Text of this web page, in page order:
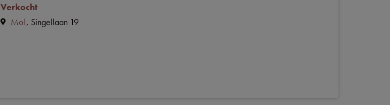
Verkocht
Mol Singellaan 19